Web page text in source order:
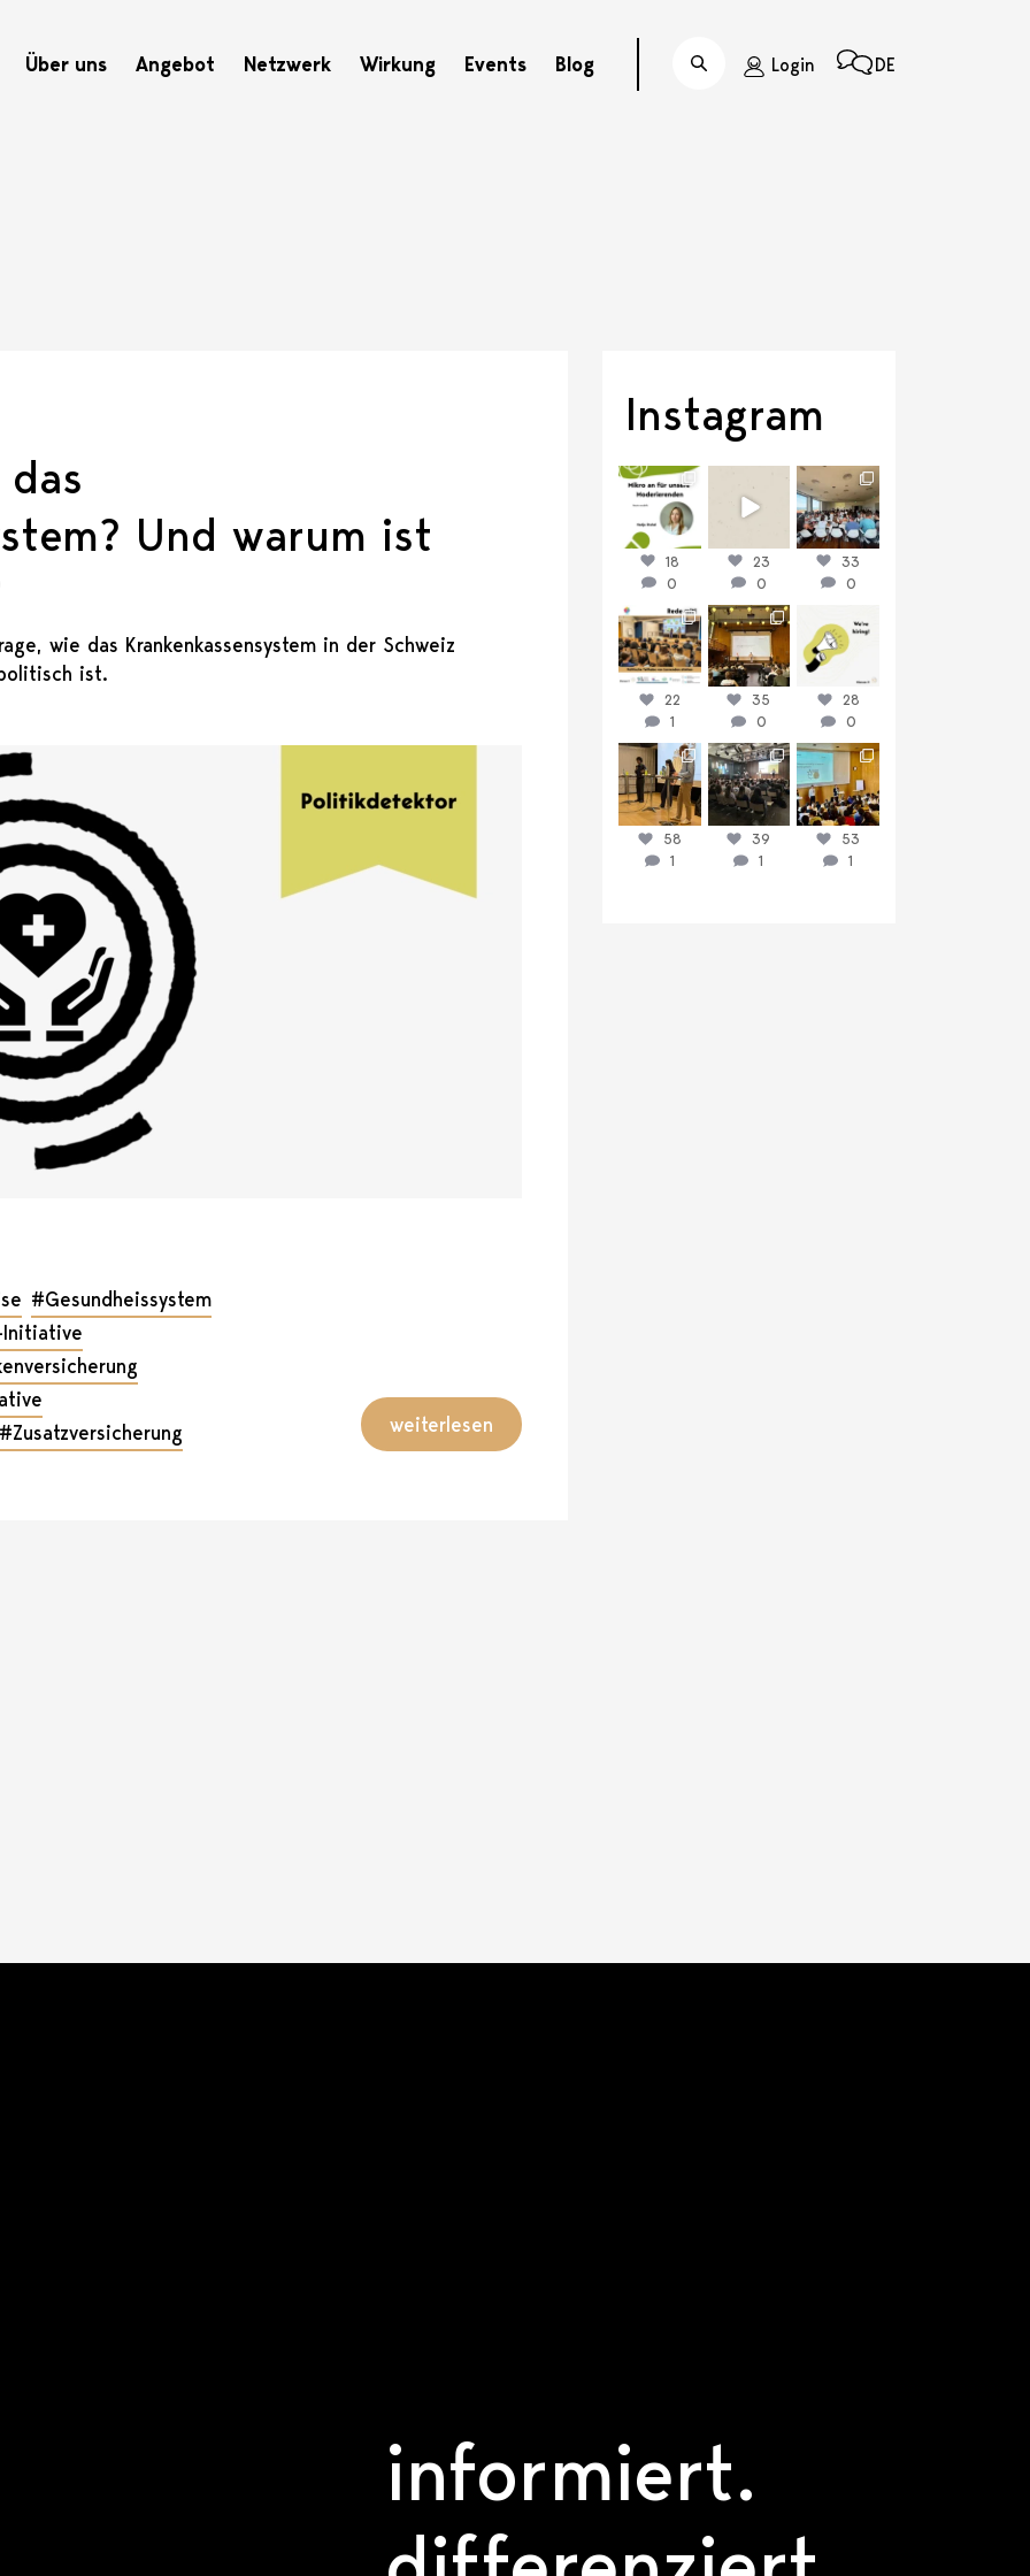
Hauptnavigation
Über uns Angebot Netzwerk Wirkung Events Blog Suche Login DE
Und warum ist
wie das Krankenkassensystem in der Schweiz
ist.
#Gesundheissystem
Initiative
#Zusatzversicherung weiterlesen
Instagram
discussit_ch
Juli 21
18
0
discussit_ch
Juli 6
23
0
discussit_ch
Juli 1
33
0
discussit_ch
Juni 16
22
1
discussit_ch
Juni 9
35
0
discussit_ch
Juni 8
28
0
discussit_ch
Juni 3
58
1
discussit_ch
Mai 26
39
1
discussit_ch
Mai 19
53
1
informiert.